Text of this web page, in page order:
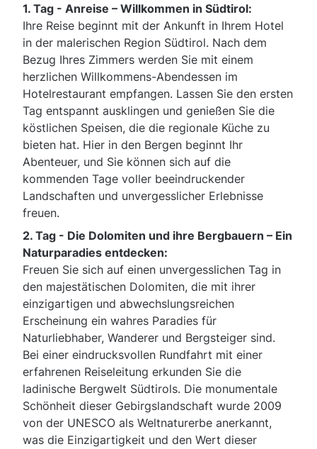
1. Tag - Anreise – Willkommen in Südtirol:
Ihre Reise beginnt mit der Ankunft in Ihrem Hotel
in der malerischen Region Südtirol. Nach dem
Bezug Ihres Zimmers werden Sie mit einem
herzlichen Willkommens-Abendessen im
Hotelrestaurant empfangen. Lassen Sie den ersten
Tag entspannt ausklingen und genießen Sie die
köstlichen Speisen, die die regionale Küche zu
bieten hat. Hier in den Bergen beginnt Ihr
Abenteuer, und Sie können sich auf die
kommenden Tage voller beeindruckender
Landschaften und unvergesslicher Erlebnisse
freuen.
2. Tag - Die Dolomiten und ihre Bergbauern – Ein
Naturparadies entdecken:
Freuen Sie sich auf einen unvergesslichen Tag in
den majestätischen Dolomiten, die mit ihrer
einzigartigen und abwechslungsreichen
Erscheinung ein wahres Paradies für
Naturliebhaber, Wanderer und Bergsteiger sind.
Bei einer eindrucksvollen Rundfahrt mit einer
erfahrenen Reiseleitung erkunden Sie die
ladinische Bergwelt Südtirols. Die monumentale
Schönheit dieser Gebirgslandschaft wurde 2009
von der UNESCO als Weltnaturerbe anerkannt,
was die Einzigartigkeit und den Wert dieser